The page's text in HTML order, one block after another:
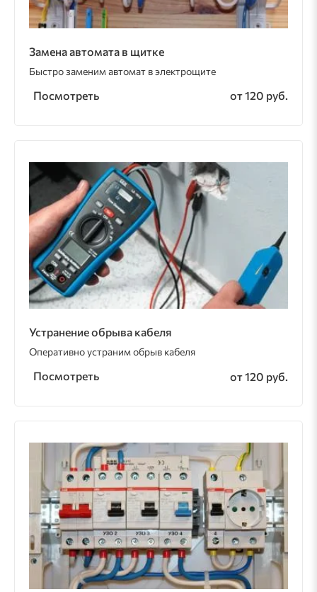
Замена автомата в щитке
Быстро заменим автомат в электрощите
Посмотреть от 120 руб.
Устранение обрыва кабеля
Оперативно устраним обрыв кабеля
Посмотреть от 120 руб.